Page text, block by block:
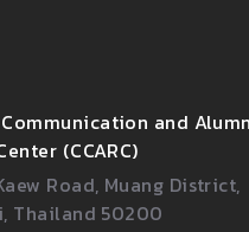
and
(CCARC)
Road, Muang District,
Thailand 50200